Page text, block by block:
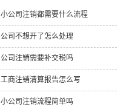
小公司注销都需要什么流程
公司不想开了怎么处理
公司注销需要补交税吗
工商注销清算报告怎么写
小公司注销流程简单吗